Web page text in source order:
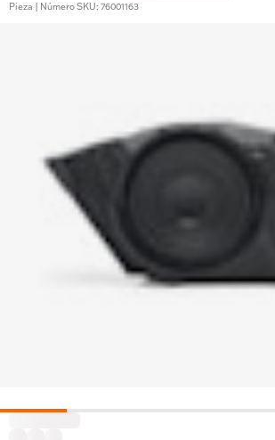
Pieza | Número SKU: 76001163